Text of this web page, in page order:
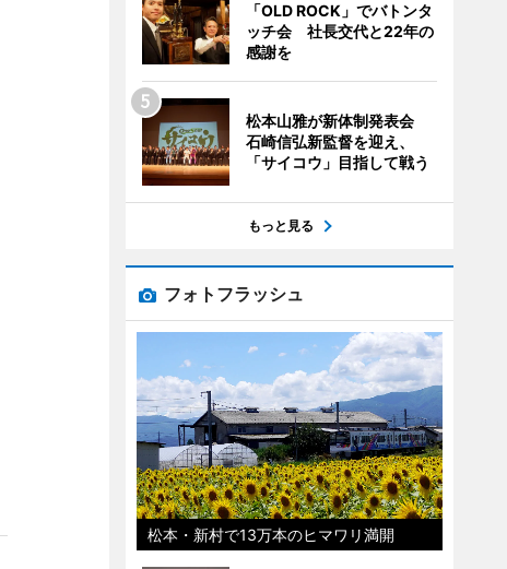
「OLD ROCK」でバトンタ
ッチ会 社長交代と22年の
感謝を
松本山雅が新体制発表会
石崎信弘新監督を迎え、
「サイコウ」目指して戦う
もっと見る
フォトフラッシュ
松本・新村で13万本のヒマワリ満開